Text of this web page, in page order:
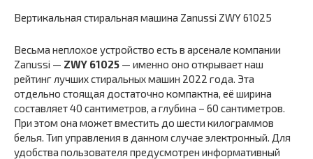
Вертикальная стиральная машина Zanussi ZWY 61025
Весьма неплохое устройство есть в арсенале компании
Zanussi — ZWY 61025 — именно оно открывает наш
рейтинг лучших стиральных машин 2022 года. Эта
отдельно стоящая достаточно компактна, её ширина
составляет 40 сантиметров, а глубина – 60 сантиметров.
При этом она может вместить до шести килограммов
белья. Тип управления в данном случае электронный. Для
удобства пользователя предусмотрен информативный